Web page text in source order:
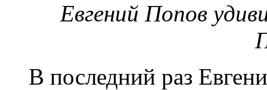
Евгений Попов
В последний раз